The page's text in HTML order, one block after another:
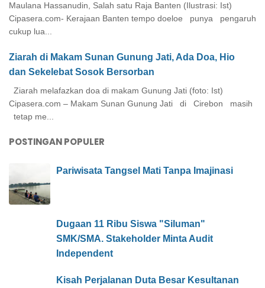
Maulana Hassanudin, Salah satu Raja Banten (Ilustrasi: Ist)
Cipasera.com- Kerajaan Banten tempo doeloe punya pengaruh
cukup lua...
Ziarah di Makam Sunan Gunung Jati, Ada Doa, Hio
dan Sekelebat Sosok Bersorban
Ziarah melafazkan doa di makam Gunung Jati (foto: Ist)
Cipasera.com – Makam Sunan Gunung Jati di Cirebon masih
tetap me...
POSTINGAN POPULER
Pariwisata Tangsel Mati Tanpa Imajinasi
Dugaan 11 Ribu Siswa "Siluman"
SMK/SMA. Stakeholder Minta Audit
Independent
Kisah Perjalanan Duta Besar Kesultanan